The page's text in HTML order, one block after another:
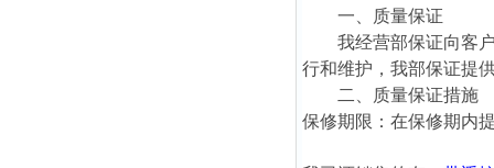
一、质量保证
我经营部保证向客户
行和维护，我部保证提
二、质量保证措施
保修期限：在保修期内